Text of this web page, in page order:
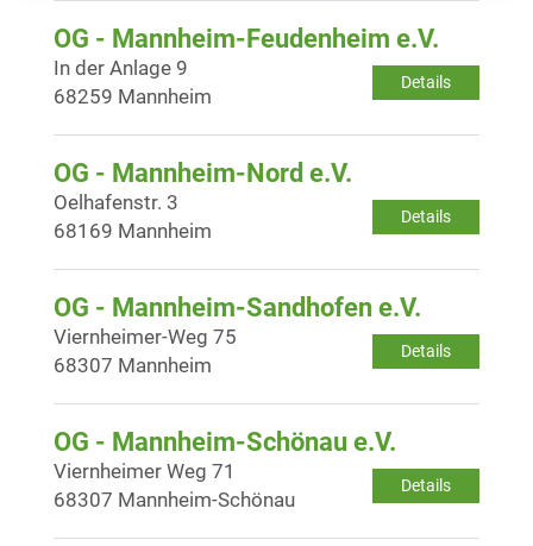
OG - Mannheim-Feudenheim e.V.
Details
In der Anlage 9
68259 Mannheim
OG - Mannheim-Nord e.V.
Details
Oelhafenstr. 3
68169 Mannheim
OG - Mannheim-Sandhofen e.V.
Details
Viernheimer-Weg 75
68307 Mannheim
OG - Mannheim-Schönau e.V.
Details
Viernheimer Weg 71
68307 Mannheim-Schönau